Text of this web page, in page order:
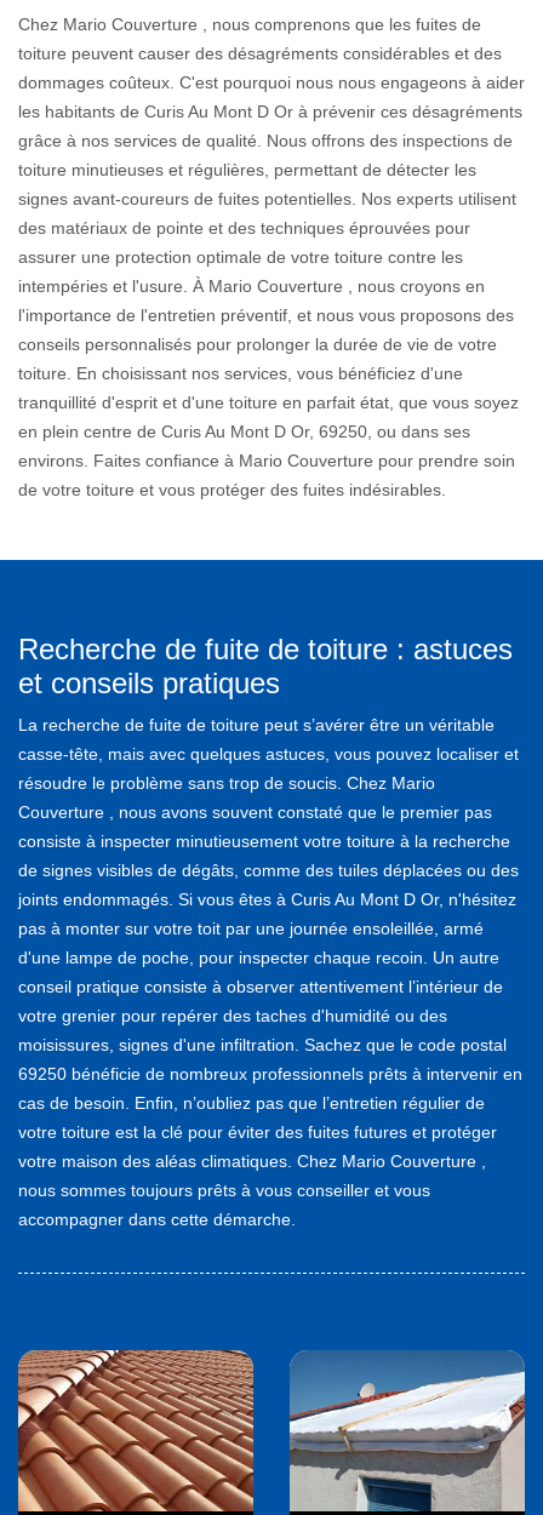
Chez Mario Couverture , nous comprenons que les fuites de
toiture peuvent causer des désagréments considérables et des
dommages coûteux. C'est pourquoi nous nous engageons à aider
les habitants de Curis Au Mont D Or à prévenir ces désagréments
grâce à nos services de qualité. Nous offrons des inspections de
toiture minutieuses et régulières, permettant de détecter les
signes avant-coureurs de fuites potentielles. Nos experts utilisent
des matériaux de pointe et des techniques éprouvées pour
assurer une protection optimale de votre toiture contre les
intempéries et l'usure. À Mario Couverture , nous croyons en
l'importance de l'entretien préventif, et nous vous proposons des
conseils personnalisés pour prolonger la durée de vie de votre
toiture. En choisissant nos services, vous bénéficiez d'une
tranquillité d'esprit et d'une toiture en parfait état, que vous soyez
en plein centre de Curis Au Mont D Or, 69250, ou dans ses
environs. Faites confiance à Mario Couverture pour prendre soin
de votre toiture et vous protéger des fuites indésirables.
Recherche de fuite de toiture : astuces
et conseils pratiques
La recherche de fuite de toiture peut s’avérer être un véritable
casse-tête, mais avec quelques astuces, vous pouvez localiser et
résoudre le problème sans trop de soucis. Chez Mario
Couverture , nous avons souvent constaté que le premier pas
consiste à inspecter minutieusement votre toiture à la recherche
de signes visibles de dégâts, comme des tuiles déplacées ou des
joints endommagés. Si vous êtes à Curis Au Mont D Or, n'hésitez
pas à monter sur votre toit par une journée ensoleillée, armé
d'une lampe de poche, pour inspecter chaque recoin. Un autre
conseil pratique consiste à observer attentivement l’intérieur de
votre grenier pour repérer des taches d'humidité ou des
moisissures, signes d'une infiltration. Sachez que le code postal
69250 bénéficie de nombreux professionnels prêts à intervenir en
cas de besoin. Enfin, n’oubliez pas que l’entretien régulier de
votre toiture est la clé pour éviter des fuites futures et protéger
votre maison des aléas climatiques. Chez Mario Couverture ,
nous sommes toujours prêts à vous conseiller et vous
accompagner dans cette démarche.